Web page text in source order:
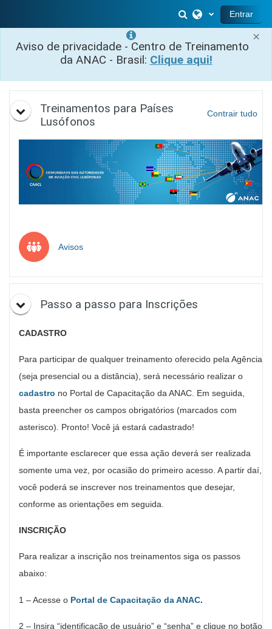
×
Aviso de privacidade - Centro de Treinamento
da ANAC - Brasil: Clique aqui!
Alternar entrada
Entrar
Programação
Treinamentos para Países
Lusófonos
Contrair tudo
AvisosFórum
Passo a passo para Inscrições
CADASTRO
Para participar de qualquer treinamento oferecido pela Agência
(seja presencial ou a distância), será necessário realizar o
cadastro no Portal de Capacitação da ANAC. Em seguida,
basta preencher os campos obrigatórios (marcados com
asterisco). Pronto! Você já estará cadastrado!
É importante esclarecer que essa ação deverá ser realizada
somente uma vez, por ocasião do primeiro acesso. A partir daí,
você poderá se inscrever nos treinamentos que desejar,
conforme as orientações em seguida.
INSCRIÇÃO
Para realizar a inscrição nos treinamentos siga os passos
abaixo:
1 – Acesse o Portal de Capacitação da ANAC.
2 – Insira “identificação de usuário” e “senha” e clique no botão